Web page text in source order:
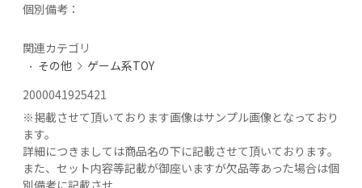
個別備考：
関連カテゴリ
その他
ゲーム系TOY
2000041925421
※掲載させて頂いております画像はサンプル画像となっており
ます。
詳細につきましては商品名の下に記載させて頂いております。
また、セット内容等記載が御座いますが欠品等あった場合は個
別備考に記載させ